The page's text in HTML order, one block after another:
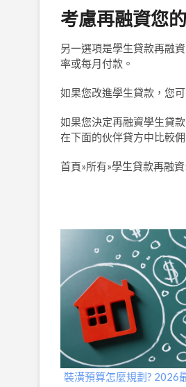
考慮再融資您
另一選項是學生貸款再融
率或每月付款。
如果您改進學生貸款，您
如果您決定再融資學生貸
在下面的伙伴貸方中比較
首頁»所有»學生貸款再融
裝潢預算怎麼規劃? 2026